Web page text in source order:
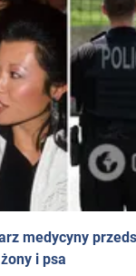
medycyny
i psa